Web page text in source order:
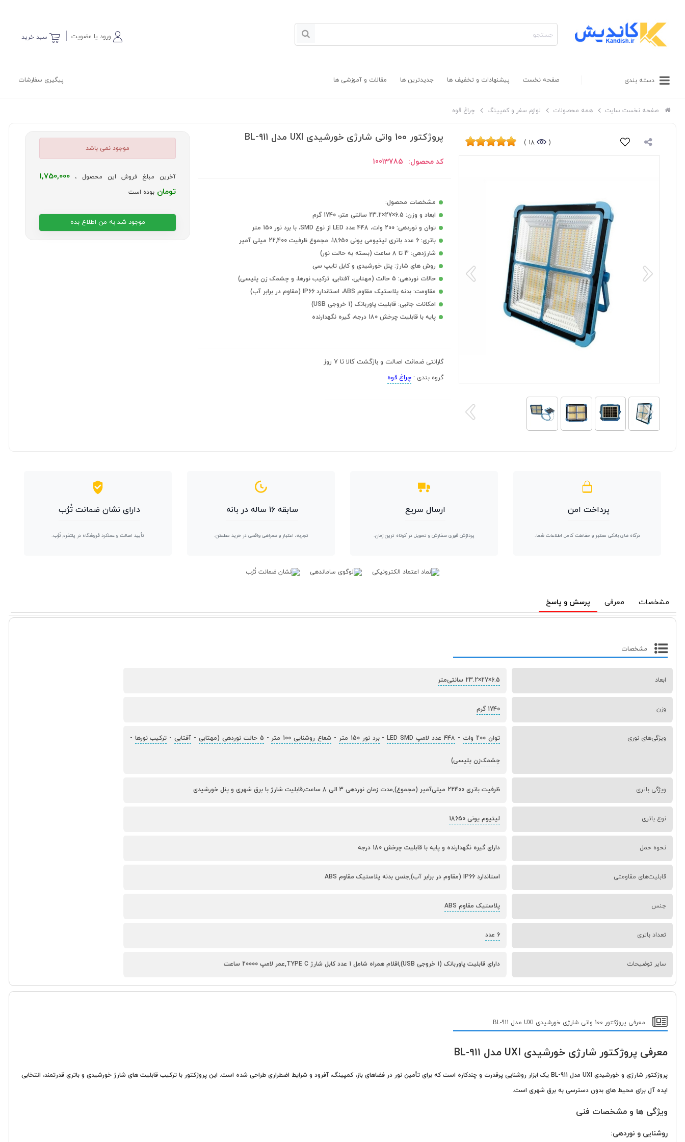
سبد خرید ورود یا عضویت
دسته بندی صفحه نخست پیشنهادات و تخفیف ها جدیدترین ها مقالات و آموزشی ها پیگیری سفارشات
صفحه نخست سایت همه محصولات لوازم سفر و کمپینگ چراغ قوه
(
18 ) پروژکتور 100 واتی شارژی خورشیدی UXI مدل BL-911
کد محصول: 10013785
مشخصات محصول:
ابعاد و وزن: 6.5×27×23.2 سانتی متر، 1740 گرم
توان و نوردهی: 200 وات، 448 عدد LED از نوع SMD، با برد نور 150 متر
باتری: 6 عدد باتری لیتیومی یونی 18650، مجموع ظرفیت 22,400 میلی آمپر
شارژدهی: 3 تا 8 ساعت (بسته به حالت نور)
روش های شارژ: پنل خورشیدی و کابل تایپ سی
حالات نوردهی: 5 حالت (مهتابی، آفتابی، ترکیب نورها، و چشمک زن پلیسی)
مقاومت: بدنه پلاستیک مقاوم ABS، استاندارد IP66 (مقاوم در برابر آب)
امکانات جانبی: قابلیت پاوربانک (1 خروجی USB)
پایه با قابلیت چرخش 180 درجه، گیره نگهدارنده
گارانتی ضمانت اصالت و بازگشت کالا تا 7 روز
گروه بندی :چراغ قوه
موجود نمی باشد
آخرین مبلغ فروش این محصول ، 1,750,000
تومان بوده است
موجود شد به من اطلاع بده
پرداخت امن
درگاه های بانکی معتبر و حفاظت کامل اطلاعات شما.
ارسال سریع
پردازش فوری سفارش و تحویل در کوتاه ترین زمان.
سابقه ۱۶ ساله در بانه
تجربه، اعتبار و همراهی واقعی در خرید مطمئن.
دارای نشان ضمانت تُرُب
تأیید اصالت و عملکرد فروشگاه در پلتفرم تُرُب.
مشخصات معرفی پرسش و پاسخ
مشخصات
ابعاد 6.5×27×23.2 سانتی‌متر
وزن 1740 گرم
ویژگی‌های نوری توان 200 وات - 448 عدد لامپ LED SMD -برد نور 150 متر - شعاع روشنایی 100 متر - 5 حالت نوردهی (مهتابی - آفتابی- ترکیب نورها -
چشمک‌زن پلیسی)
ویژگی باتری ظرفیت باتری 22400 میلی‌آمپر (مجموع),مدت زمان نوردهی 3 الی 8 ساعت,قابلیت شارژ با برق شهری و پنل خورشیدی
نوع باتری لیتیوم یونی 18650
نحوه حمل دارای گیره نگهدارنده و پایه با قابلیت چرخش 180 درجه
قابلیت‌های مقاومتی استاندارد IP66 (مقاوم در برابر آب),جنس بدنه پلاستیک مقاوم ABS
جنس پلاستیک مقاوم ABS
تعداد باتری 6 عدد
سایر توضیحات دارای قابلیت پاوربانک (1 خروجی USB),اقلام همراه شامل 1 عدد کابل شارژ TYPE C,عمر لامپ 20000 ساعت
معرفی پروژکتور 100 واتی شارژی خورشیدی UXI مدل BL-911
معرفی پروژکتور شارژی خورشیدی UXI مدل BL-911
پروژکتور شارژی و خورشیدی UXI مدل BL-911 یک ابزار روشنایی پرقدرت و چندکاره است که برای تأمین نور در فضاهای باز، کمپینگ، آفرود و شرایط اضطراری طراحی شده است. این پروژکتور با ترکیب قابلیت های شارژ خورشیدی و باتری قدرتمند، انتخابی
ایده آل برای محیط های بدون دسترسی به برق شهری است.
ویژگی ها و مشخصات فنی
روشنایی و نوردهی: